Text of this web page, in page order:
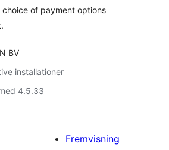
choice of payment options
BV
installationer
4.5.33
Fremvisning